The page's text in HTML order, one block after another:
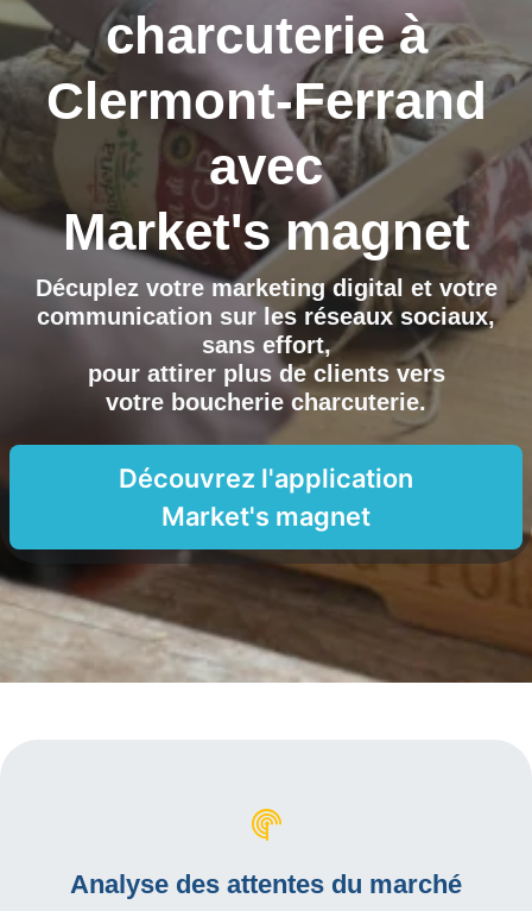
charcuterie à
Clermont-Ferrand
avec
Market's magnet
Décuplez votre marketing digital et votre
communication sur les réseaux sociaux,
sans effort,
pour attirer plus de clients vers
votre boucherie charcuterie.
Découvrez l'application
Market's magnet
Analyse des attentes du marché